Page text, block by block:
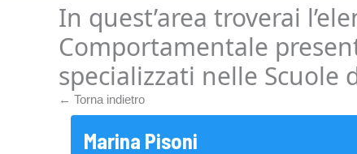
In quest’area troverai
Comportamentale
specializzati nelle Scuole
← Torna indietro
Marina Pisoni